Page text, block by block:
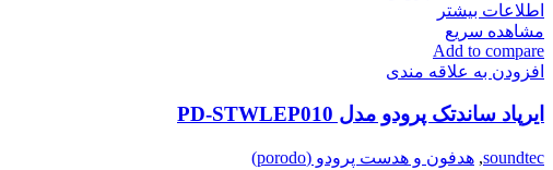
اطلاعات بیشتر
مشاهده سریع
Add to compare
افزودن به علاقه مندی
ایرپاد ساندتک پرودو مدل PD-STWLEP010
soundtec
, هدفون و هدست پرودو (porodo)